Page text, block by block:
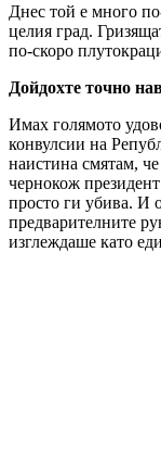
Днес той е много
целия град.
по-скоро
Дойдохте точно
Имах голямото
конвулсии на
наистина смятам,
чернокож
просто ги убива. И
предварителните
изглеждаше като